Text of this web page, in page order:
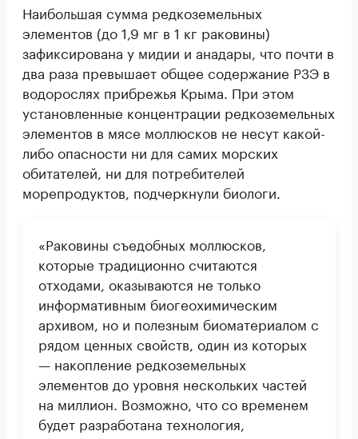
Наибольшая сумма редкоземельных
элементов (до 1,9 мг в 1 кг раковины)
зафиксирована у мидии и анадары, что почти в
два раза превышает общее содержание РЗЭ в
водорослях прибрежья Крыма. При этом
установленные концентрации редкоземельных
элементов в мясе моллюсков не несут какой-
либо опасности ни для самих морских
обитателей, ни для потребителей
морепродуктов, подчеркнули биологи.
«Раковины съедобных моллюсков,
которые традиционно считаются
отходами, оказываются не только
информативным биогеохимическим
архивом, но и полезным биоматериалом с
рядом ценных свойств, один из которых
— накопление редкоземельных
элементов до уровня нескольких частей
на миллион. Возможно, что со временем
будет разработана технология,